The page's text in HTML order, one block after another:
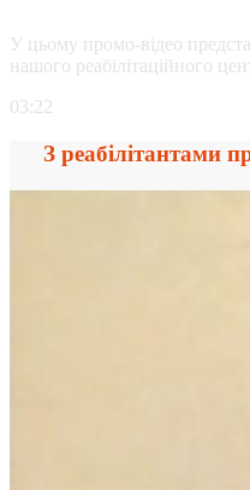
У цьому промо-відео
нашого реабілітаційного
03:22
З реабілітантами